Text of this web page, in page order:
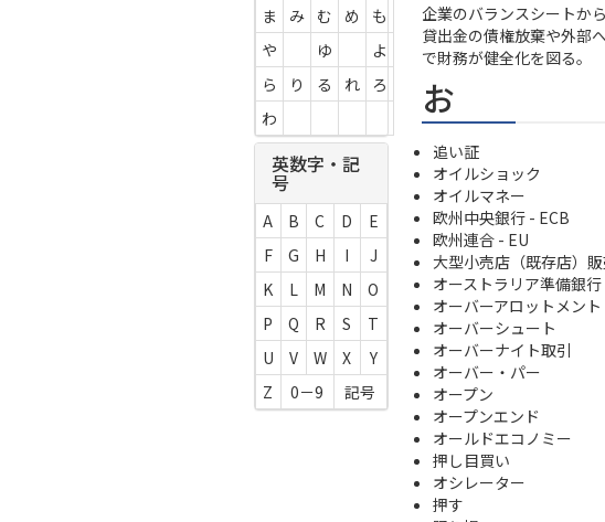
企業のバランスシートか
貸出金の債権放棄や外部
で財務が健全化を図る。
お
追い証
オイルショック
オイルマネー
欧州中央銀行 - ECB
欧州連合 - EU
大型小売店（既存店）
オーストラリア準備銀
オーバーアロットメント
オーバーシュート
オーバーナイト取引
オーバー・パー
オープン
オープンエンド
オールドエコノミー
押し目買い
オシレーター
押す
ま
み む め
も
や
ゆ
よ
ら
り る れ
ろ
わ
英数字・記
号
A B C D
E
F
G H I
J
K
L M N
O
P
Q R S
T
U
V W X
Y
Z
0－9 記号